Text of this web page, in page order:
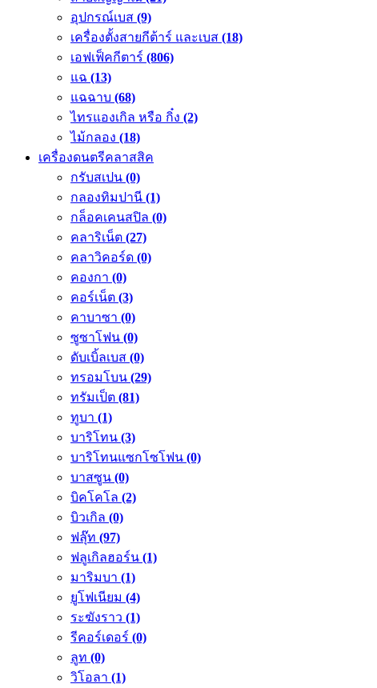
อุปกรณ์เบส (9)
เครื่องตั้งสายกีต้าร์ และเบส (18)
เอฟเฟ็คกีตาร์ (806)
แฉ (13)
แฉฉาบ (68)
ไทรแองเกิล หรือ กิ๋ง (2)
ไม้กลอง (18)
เครื่องดนตรีคลาสสิค
กรับสเปน (0)
กลองทิมปานี (1)
กล็อคเคนสปิล (0)
คลาริเน็ต (27)
คลาวิคอร์ด (0)
คองกา (0)
คอร์เน็ต (3)
คาบาซา (0)
ซูซาโฟน (0)
ดับเบิ้ลเบส (0)
ทรอมโบน (29)
ทรัมเป็ต (81)
ทูบา (1)
บาริโทน (3)
บาริโทนแซกโซโฟน (0)
บาสซูน (0)
บิคโคโล (2)
บิวเกิล (0)
ฟลุ๊ท (97)
ฟลูเกิลฮอร์น (1)
มาริมบา (1)
ยูโฟเนียม (4)
ระฆังราว (1)
รีคอร์เดอร์ (0)
ลูท (0)
วิโอลา (1)